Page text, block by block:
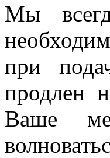
Мы
при
продлен
Ваше